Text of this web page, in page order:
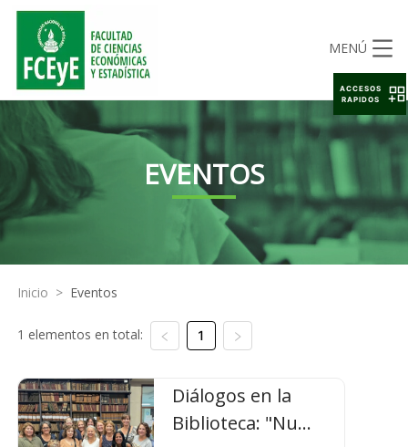
MENÚ
EVENTOS
Inicio > Eventos
1 elementos en total: 1
Diálogos en la
Biblioteca: "Nu...
ACCESOS
RAPIDOS